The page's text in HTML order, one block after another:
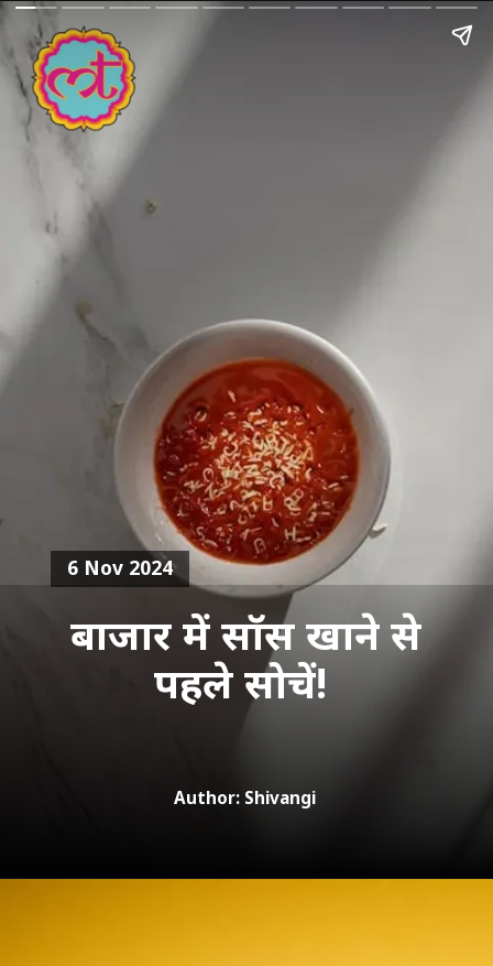
बाजार में सॉस खाने से
पहले सोचें!
6 Nov 2024
Author: Shivangi